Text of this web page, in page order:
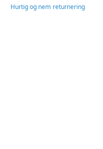
Hurtig og nem returnering